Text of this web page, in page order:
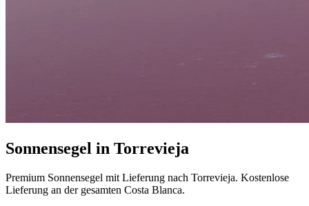
Sonnensegel in Torrevieja
Premium Sonnensegel mit Lieferung nach Torrevieja. Kostenlose
Lieferung an der gesamten Costa Blanca.